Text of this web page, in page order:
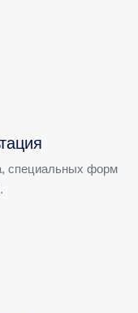
специальных форм